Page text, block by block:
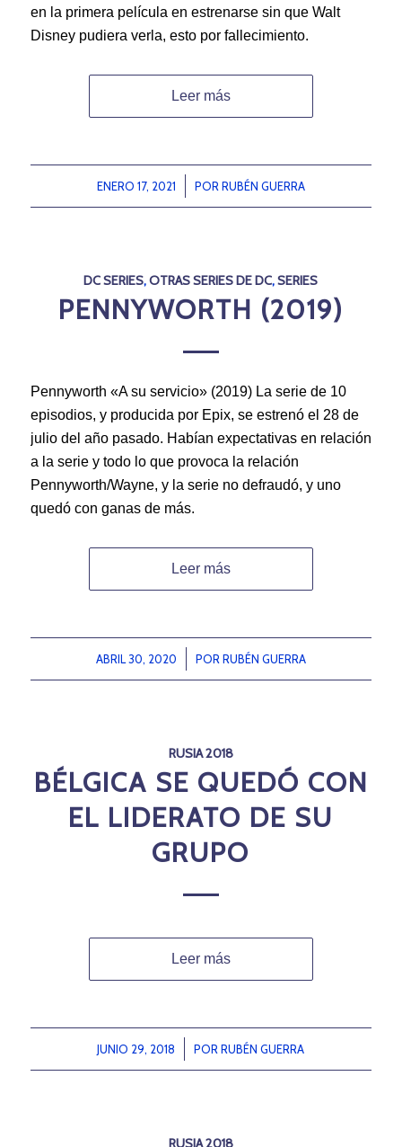
en la primera película en estrenarse sin que Walt
Disney pudiera verla, esto por fallecimiento.
Leer más
ENERO 17, 2021
/ POR RUBÉN GUERRA
DC SERIES,OTRAS SERIES DE DC,SERIES
PENNYWORTH (2019)
Pennyworth «A su servicio» (2019) La serie de 10
episodios, y producida por Epix, se estrenó el 28 de
julio del año pasado. Habían expectativas en relación
a la serie y todo lo que provoca la relación
Pennyworth/Wayne, y la serie no defraudó, y uno
quedó con ganas de más.
Leer más
ABRIL 30, 2020
/ POR RUBÉN GUERRA
RUSIA 2018
BÉLGICA SE QUEDÓ CON
EL LIDERATO DE SU
GRUPO
Leer más
JUNIO 29, 2018
/ PORRUBÉN GUERRA
RUSIA 2018